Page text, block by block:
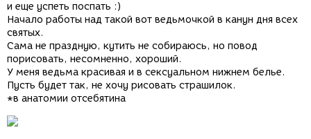
и еще успеть поспать :)
Начало работы над такой вот ведьмочкой в канун дня всех
святых.
Сама не праздную, кутить не собираюсь, но повод
порисовать, несомненно, хороший.
У меня ведьма красивая и в сексуальном нижнем белье.
Пусть будет так, не хочу рисовать страшилок.
*в анатомии отсебятина